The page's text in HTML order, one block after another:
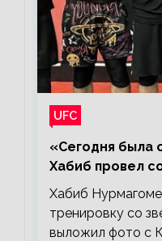
UFC
«Сегодня была
Хабиб провел
со звездами UFC
Хабиб
тренировку со
выложил фото с